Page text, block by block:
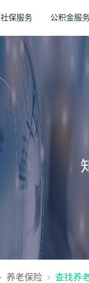
社保服务 公积金服
养老保险 查找养